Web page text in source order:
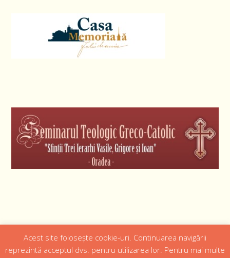
Designed byWeb Design 4Us Consulting |
Acest site folosește cookie-uri. Continuarea navigării
reprezintă acceptul dvs. pentru utilizarea lor. Pentru mai multe